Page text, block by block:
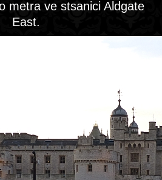
metra ve stsanici Aldgate
East.